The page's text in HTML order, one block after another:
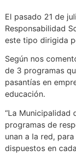
El pasado 21 de
Responsabilidad
este tipo dirigida
Según nos
de 3 programas
pasantías en
educación.
“La Municipalidad
programas de
unan a la red,
dispuestos en